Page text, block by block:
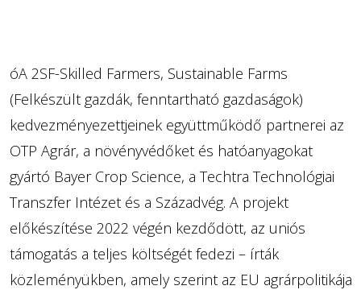
óA 2SF-Skilled Farmers, Sustainable Farms
(Felkészült gazdák, fenntartható gazdaságok)
kedvezményezettjeinek együttműködő partnerei az
OTP Agrár, a növényvédőket és hatóanyagokat
gyártó Bayer Crop Science, a Techtra Technológiai
Transzfer Intézet és a Századvég. A projekt
előkészítése 2022 végén kezdődött, az uniós
támogatás a teljes költségét fedezi – írták
közleményükben, amely szerint az EU agrárpolitikája